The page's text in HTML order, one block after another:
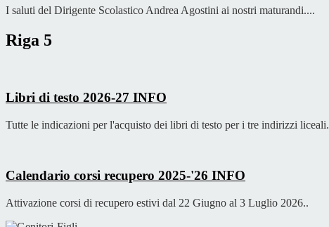
I saluti del Dirigente Scolastico Andrea Agostini ai nostri maturandi....
Riga 5
Libri di testo 2026-27 INFO
Tutte le indicazioni per l'acquisto dei libri di testo per i tre indirizzi liceali.
Calendario corsi recupero 2025-'26 INFO
Attivazione corsi di recupero estivi dal 22 Giugno al 3 Luglio 2026..